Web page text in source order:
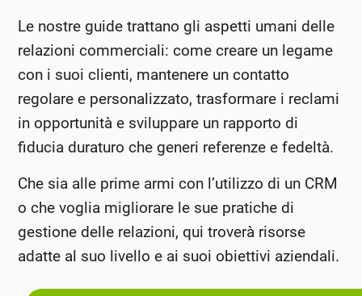
Le nostre guide trattano gli aspetti umani delle
relazioni commerciali: come creare un legame
con i suoi clienti, mantenere un contatto
regolare e personalizzato, trasformare i reclami
in opportunità e sviluppare un rapporto di
fiducia duraturo che generi referenze e fedeltà.
Che sia alle prime armi con l’utilizzo di un CRM
o che voglia migliorare le sue pratiche di
gestione delle relazioni, qui troverà risorse
adatte al suo livello e ai suoi obiettivi aziendali.